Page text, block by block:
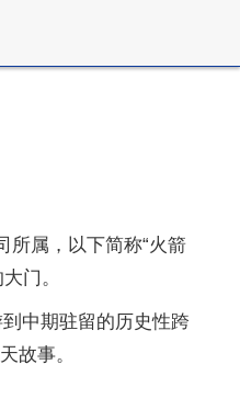
所属，以下简称“火箭
门。
中期驻留的历史性跨
故事。